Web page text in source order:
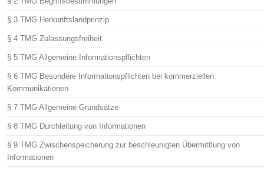
§ 3 TMG Herkunftslandprinzip
§ 4 TMG Zulassungsfreiheit
§ 5 TMG Allgemeine Informationspflichten
§ 6 TMG Besondere Informationspflichten bei kommerziellen
Kommunikationen
§ 7 TMG Allgemeine Grundsätze
§ 8 TMG Durchleitung von Informationen
§ 9 TMG Zwischenspeicherung zur beschleunigten Übermittlung von
Informationen